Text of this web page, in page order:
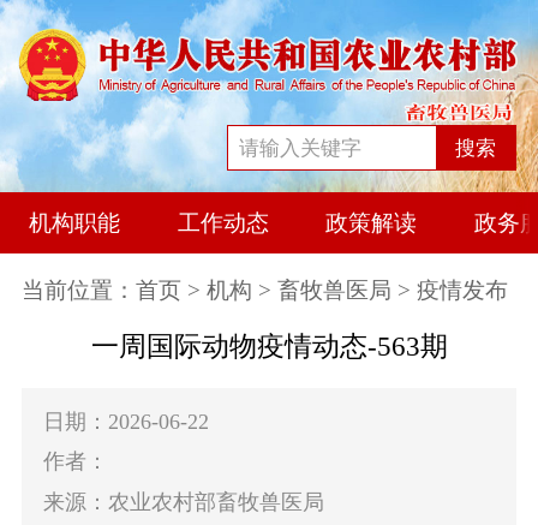
搜索
机构职能 工作动态 政策解读 政务
当前位置： 首页 > 机构 > 畜牧兽医局 > 疫情发布
一周国际动物疫情动态-563期
日期：2026-06-22
作者：
来源：农业农村部畜牧兽医局